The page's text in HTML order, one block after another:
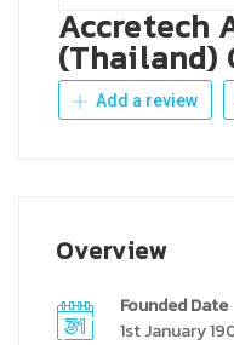
Accretech
(Thailand)
Add a review
Overview
Founded Date
1st January